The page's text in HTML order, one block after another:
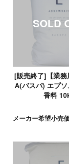
[販売終了]【業
A(バスパ) エプ
香料
メーカー希望小売